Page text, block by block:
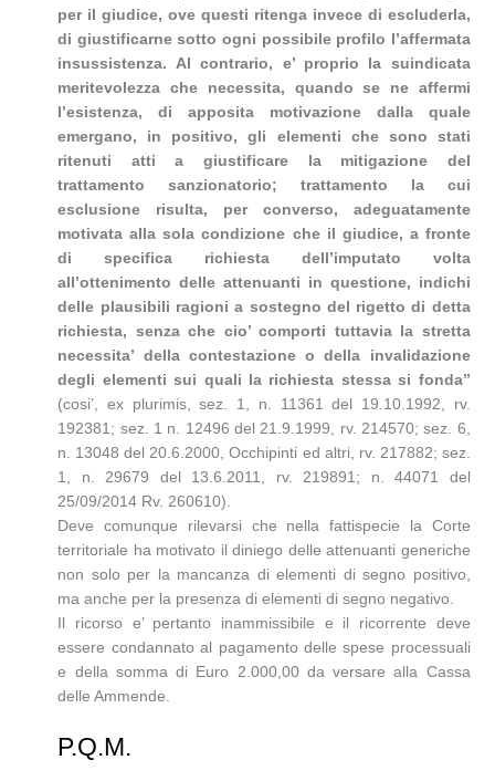
per il giudice, ove questi ritenga invece di escluderla,
di giustificarne sotto ogni possibile profilo l’affermata
insussistenza. Al contrario, e’ proprio la suindicata
meritevolezza che necessita, quando se ne affermi
l’esistenza, di apposita motivazione dalla quale
emergano, in positivo, gli elementi che sono stati
ritenuti atti a giustificare la mitigazione del
trattamento sanzionatorio; trattamento la cui
esclusione risulta, per converso, adeguatamente
motivata alla sola condizione che il giudice, a fronte
di specifica richiesta dell’imputato volta
all’ottenimento delle attenuanti in questione, indichi
delle plausibili ragioni a sostegno del rigetto di detta
richiesta, senza che cio’ comporti tuttavia la stretta
necessita’ della contestazione o della invalidazione
degli elementi sui quali la richiesta stessa si fonda”
(cosi’, ex plurimis, sez. 1, n. 11361 del 19.10.1992, rv.
192381; sez. 1 n. 12496 del 21.9.1999, rv. 214570; sez. 6,
n. 13048 del 20.6.2000, Occhipinti ed altri, rv. 217882; sez.
1, n. 29679 del 13.6.2011, rv. 219891; n. 44071 del
25/09/2014 Rv. 260610).
Deve comunque rilevarsi che nella fattispecie la Corte
territoriale ha motivato il diniego delle attenuanti generiche
non solo per la mancanza di elementi di segno positivo,
ma anche per la presenza di elementi di segno negativo.
Il ricorso e’ pertanto inammissibile e il ricorrente deve
essere condannato al pagamento delle spese processuali
e della somma di Euro 2.000,00 da versare alla Cassa
delle Ammende.
P.Q.M.